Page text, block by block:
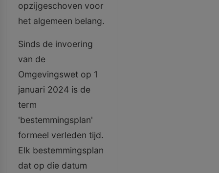
opzijgeschoven voor
het algemeen belang.
Sinds de invoering
van de
Omgevingswet op 1
januari 2024 is de
term
'bestemmingsplan'
formeel verleden tijd.
Elk bestemmingsplan
dat op die datum